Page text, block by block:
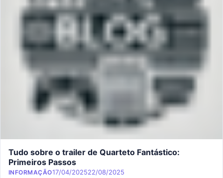
Tudo sobre o trailer de Quarteto Fantástico:
Primeiros Passos
Category
INFORMAÇÃOPosted on
17/04/202522/08/2025